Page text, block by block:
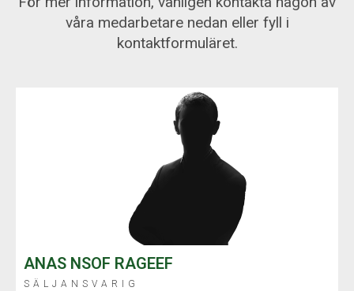
våra medarbetare nedan eller fyll i
kontaktformuläret.
ANAS NSOF RAGEEF
SÄLJANSVARIG